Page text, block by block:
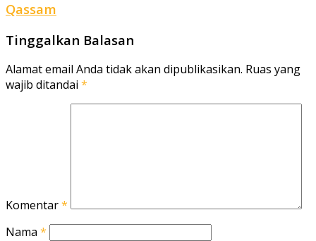
Qassam
Tinggalkan Balasan
Alamat email Anda tidak akan dipublikasikan. Ruas yang
wajib ditandai *
Komentar*
Nama *